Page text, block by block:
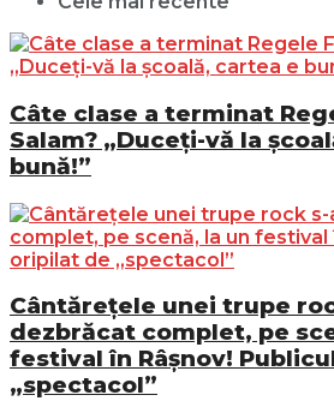
Câte clase a terminat
Salam? „Duceți-vă la
bună!”
Cântărețele unei trupe
dezbrăcat complet, pe
festival în Râșnov!
„spectacol”